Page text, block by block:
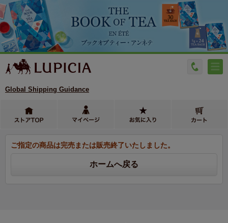
Global Shipping Guidance
ご指定の商品は完売または販売終了いたしました。